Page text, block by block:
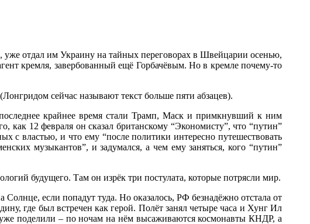
отдал им Украину на тайных переговорах в Швейцарии осенью,
кремля, завербованный ещё Горбачёвым. Но в кремле почему-то
сейчас называют текст больше пяти абзацев).
крайнее время стали Трамп, Маск и примкнувший к ним
12 февраля он сказал британскому “Экономисту”, что “путин”
с властью, и что ему “после политики интересно путешествовать
музыкантов”, и задумался, а чем ему заняться, кого “путин”
будущего. Там он изрёк три постулата, которые потрясли мир.
если попадут туда. Но оказалось, РФ безнадёжно отстала от
где был встречен как герой. Полёт занял четыре часа и Хунг Ил
поделили – по ночам на нём высаживаются космонавты КНДР, а